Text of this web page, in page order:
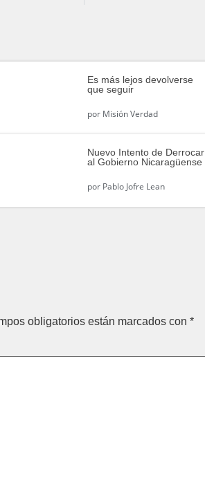
Es más lejos devolverse
que seguir
porMisión Verdad
Nuevo Intento de Derrocar
al Gobierno Nicaragüense
porPablo Jofre Lean
obligatorios están marcados con *